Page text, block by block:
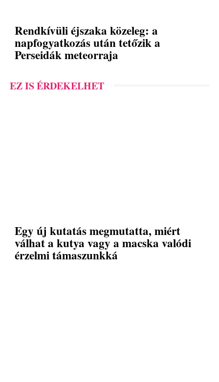
Rendkívüli éjszaka közeleg: a
napfogyatkozás után tetőzik a
Perseidák meteorraja
EZ IS ÉRDEKELHET
Egy új kutatás megmutatta, miért
válhat a kutya vagy a macska valódi
érzelmi támaszunkká